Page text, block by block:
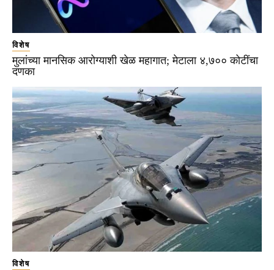
विशेष
मुलांच्या मानसिक आरोग्याशी खेळ महागात; मेटाला ४,७०० कोटींचा
दणका
विशेष